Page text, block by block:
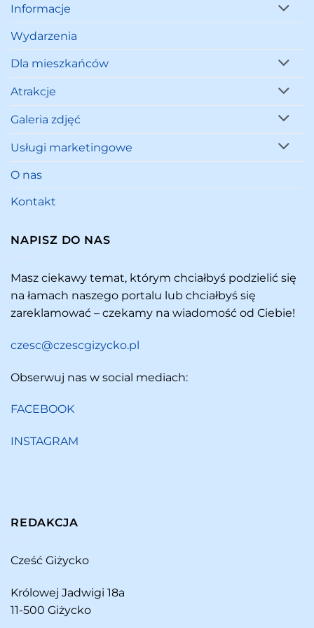
Informacje
Wydarzenia
Dla mieszkańców
Atrakcje
Galeria zdjęć
Usługi marketingowe
O nas
Kontakt
NAPISZ DO NAS
Masz ciekawy temat, którym chciałbyś podzielić się
na łamach naszego portalu lub chciałbyś się
zareklamować – czekamy na wiadomość od Ciebie!
czesc@czescgizycko.pl
Obserwuj nas w social mediach:
FACEBOOK
INSTAGRAM
REDAKCJA
Cześć Giżycko
Królowej Jadwigi 18a
11-500 Giżycko